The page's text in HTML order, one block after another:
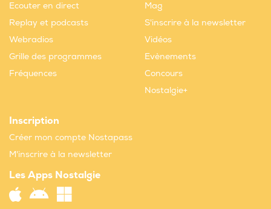
Ecouter en direct
Replay et podcasts
Webradios
Grille des programmes
Fréquences
Mag
S'inscrire à la newsletter
Vidéos
Evènements
Concours
Nostalgie+
Inscription
Créer mon compte Nostapass
M'inscrire à la newsletter
Les Apps Nostalgie